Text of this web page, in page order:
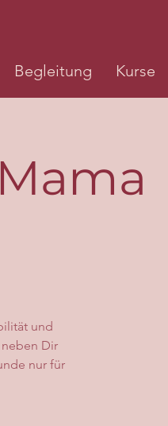
Begleitung Kurse
und
Dir
nur für